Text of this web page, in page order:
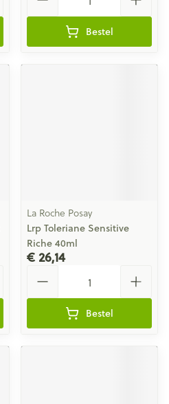
Bestel
La Roche Posay
Lrp Toleriane Sensitive
Riche 40ml
€ 26,14
Bestel